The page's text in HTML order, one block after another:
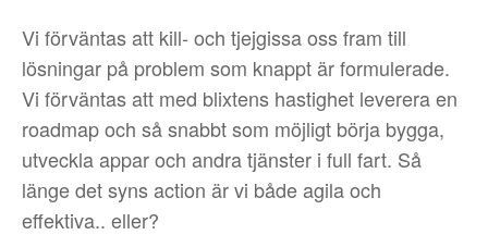
Vi förväntas att kill- och tjejgissa oss fram till
lösningar på problem som knappt är formulerade.
Vi förväntas att med blixtens hastighet leverera en
roadmap och så snabbt som möjligt börja bygga,
utveckla appar och andra tjänster i full fart. Så
länge det syns action är vi både agila och
effektiva.. eller?